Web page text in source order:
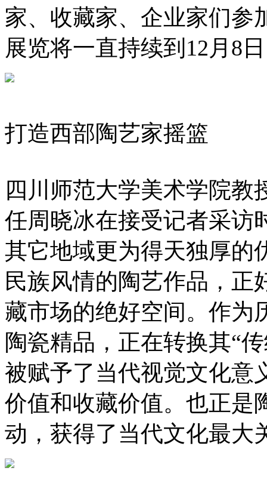
家、收藏家、企业家们参
展览将一直持续到12月8
打造西部陶艺家摇篮
四川师范大学美术学院教
任周晓冰在接受记者采访
其它地域更为得天独厚的
民族风情的陶艺作品，正
藏市场的绝好空间。作为
陶瓷精品，正在转换其“
被赋予了当代视觉文化意
价值和收藏价值。也正是
动，获得了当代文化最大